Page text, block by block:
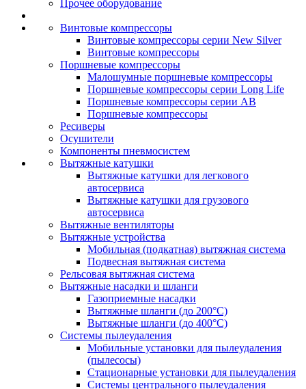
Прочее оборудование
Винтовые компрессоры
Винтовые компрессоры серии New Silver
Винтовые компрессоры
Поршневые компрессоры
Малошумные поршневые компрессоры
Поршневые компрессоры серии Long Life
Поршневые компрессоры серии AB
Поршневые компрессоры
Ресиверы
Осушители
Компоненты пневмосистем
Вытяжные катушки
Вытяжные катушки для легкового
автосервиса
Вытяжные катушки для грузового
автосервиса
Вытяжные вентиляторы
Вытяжные устройства
Мобильная (подкатная) вытяжная система
Подвесная вытяжная система
Рельсовая вытяжная система
Вытяжные насадки и шланги
Газоприемные насадки
Вытяжные шланги (до 200°C)
Вытяжные шланги (до 400°C)
Системы пылеудаления
Мобильные установки для пылеудаления
(пылесосы)
Стационарные установки для пылеудаления
Системы центрального пылеудаления